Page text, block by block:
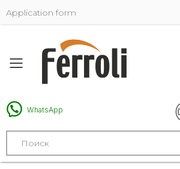
Application form
Toggle mobile menu
WhatsApp
Search